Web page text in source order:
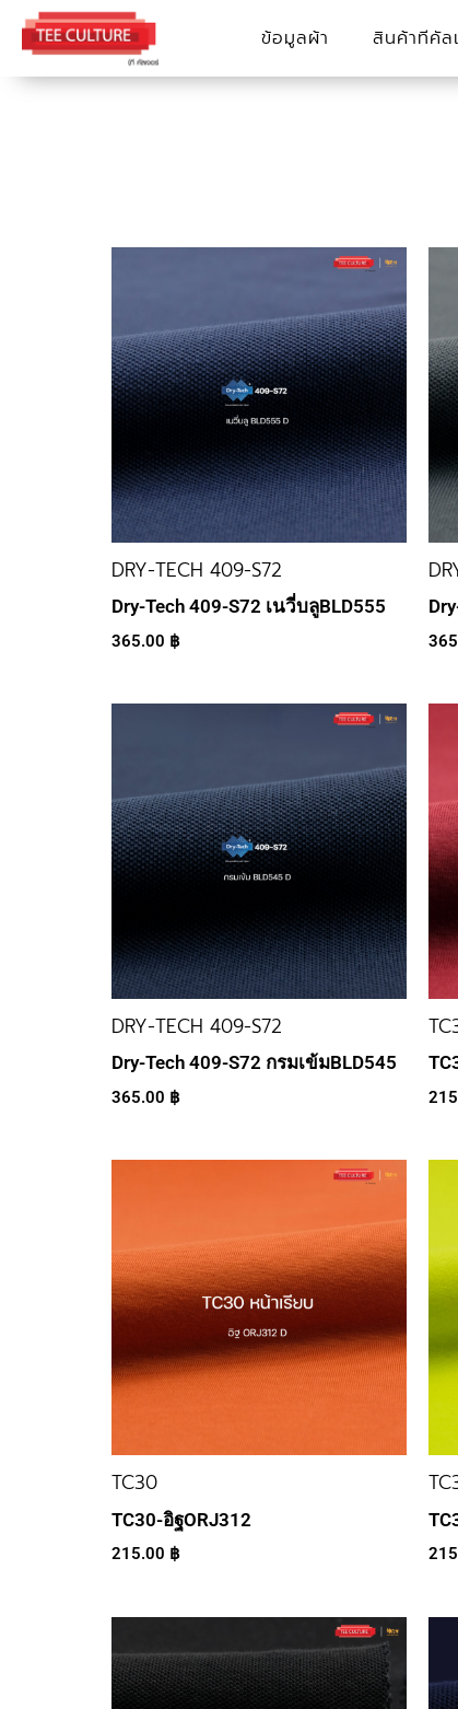
Skip
content
ข้อมูลผ้า สินค้าทีคัล
DRY-TECH 409-S72
Dry-Tech 409-S72 เนวี่บลูBLD555
365.00 ฿
DRY-TECH 409-S72
Dry-Tech 409-S72 กรมเข้มBLD545
365.00 ฿
TC30
TC30-อิฐORJ312
215.00 ฿